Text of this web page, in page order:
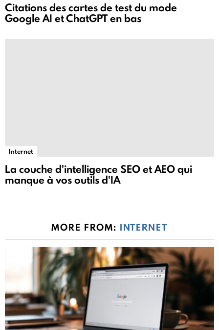
Citations des cartes de test du mode
Google AI et ChatGPT en bas
Internet
La couche d'intelligence SEO et AEO qui
manque à vos outils d'IA
MORE FROM: INTERNET